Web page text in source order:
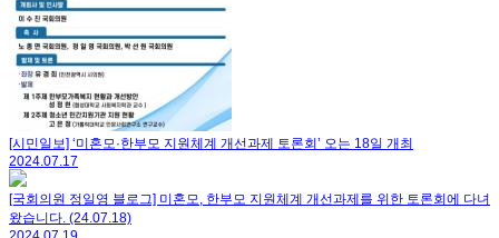
[시민일보] ‘미혼모·한부모 지원체계 개선과제 토론회’ 오는 18일 개최
2024.07.17
[국회의원 정일영 블로그] 미혼모, 한부모 지원체계 개선과제를 위한 토론회에 다녀
왔습니다. (24.07.18)